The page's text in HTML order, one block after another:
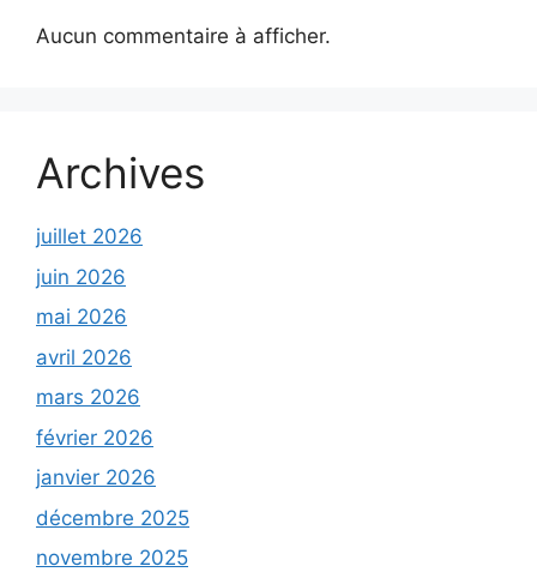
Aucun commentaire à afficher.
Archives
juillet 2026
juin 2026
mai 2026
avril 2026
mars 2026
février 2026
janvier 2026
décembre 2025
novembre 2025